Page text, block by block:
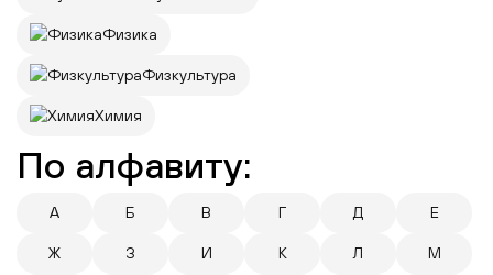
Физика
Физкультура
Химия
По алфавиту:
А Б В Г Д Е
Ж З И К Л М